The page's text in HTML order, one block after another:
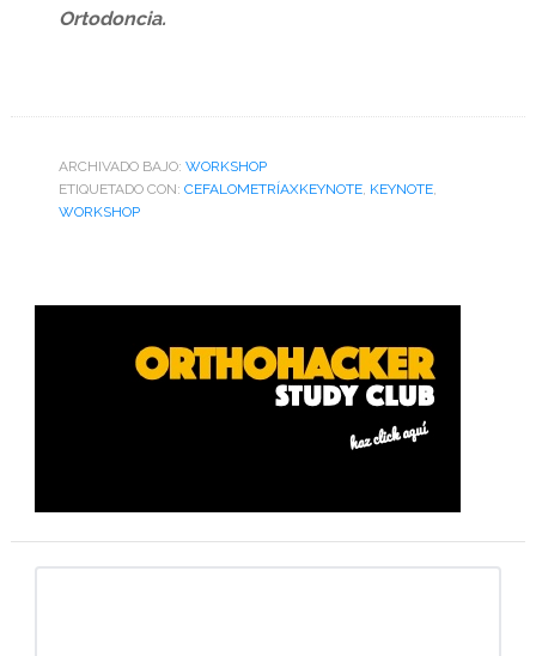
Ortodoncia.
ARCHIVADO BAJO: WORKSHOP
ETIQUETADO CON: CEFALOMETRÍAXKEYNOTE, KEYNOTE,
WORKSHOP
Barra
primaria